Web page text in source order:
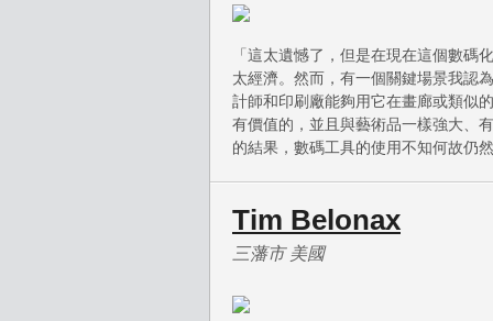
「這太遺憾了，但是在現在這個數碼
太經濟。然而，有一個關鍵場景我認
計師和印刷廠能夠用它在畫廊或類似
有價值的，並且與藝術品一樣強大、
的結果，數碼工具的使用不知何故仍
Tim Belonax
三藩市 美國